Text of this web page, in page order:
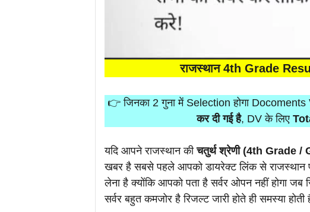
राजस्थान 4th Grade
👉 जिनका 2 गुना में Selection होगा
कर दी गई है, DV के लिए
यदि आपने राजस्थान कीचतुर्थ श्रेणी (4th Grade /
खबर है सबसे पहले आपको डायरेक्ट लिंक से राजस्थान
लेना है क्योंकि आपको पता है सर्वर ओपन नहीं होगा जब
सर्वर बहुत कमजोर है रिजल्ट जारी होते ही समस्या